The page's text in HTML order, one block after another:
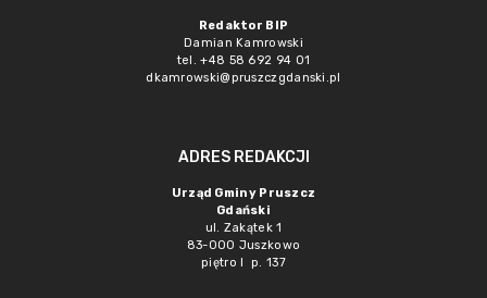
Redaktor BIP
Damian Kamrowski
tel. +48 58 692 94 01
dkamrowski@pruszczgdanski.pl
ADRES REDAKCJI
Urząd Gminy Pruszcz
Gdański
ul. Zakątek 1
83-000 Juszkowo
piętro I p. 137